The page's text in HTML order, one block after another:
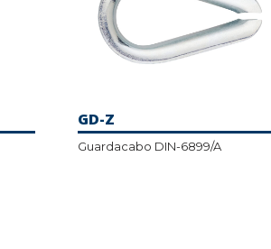
GD-Z
Guardacabo DIN-6899/A